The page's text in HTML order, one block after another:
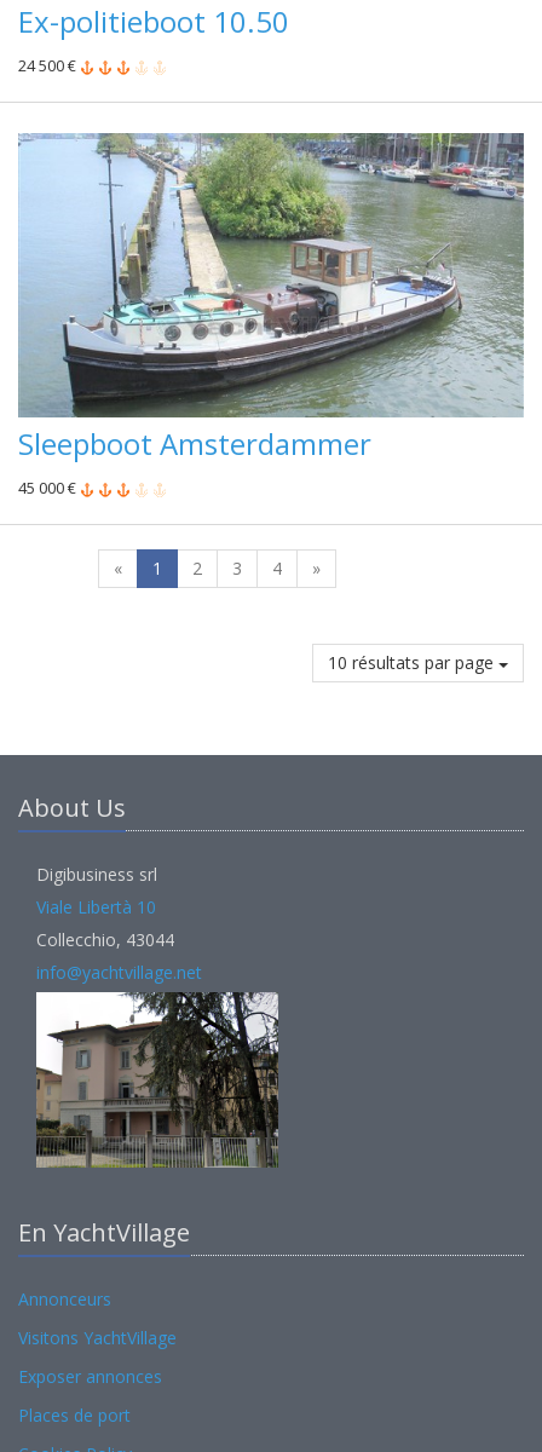
Ex-politieboot 10.50
24 500 €
Sleepboot Amsterdammer
45 000 €
« 1 2 3 4 »
10 résultats par page
About Us
Digibusiness srl
Viale Libertà 10
Collecchio, 43044
info@yachtvillage.net
En YachtVillage
Annonceurs
Visitons YachtVillage
Exposer annonces
Places de port